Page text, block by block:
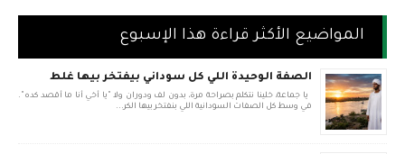
المواضيع الأكثر قراءة هذا الإسبوع
الصفة الوحيدة اللي كل سوداني بيفتخر بيها غلط
يا جماعة، خلينا نتكلم بصراحة مرة، بدون لف ودوران ولا "يا أخي أنا ما أقصد كده".
في وسط كل الصفات السودانية اللي بنفتخر بيها الكر...